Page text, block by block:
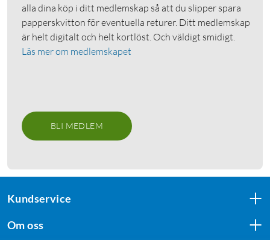
alla dina köp i ditt medlemskap så att du slipper spara
papperskvitton för eventuella returer. Ditt medlemskap
är helt digitalt och helt kortlöst. Och väldigt smidigt.
Läs mer om medlemskapet
BLI MEDLEM
Kundservice
Om oss